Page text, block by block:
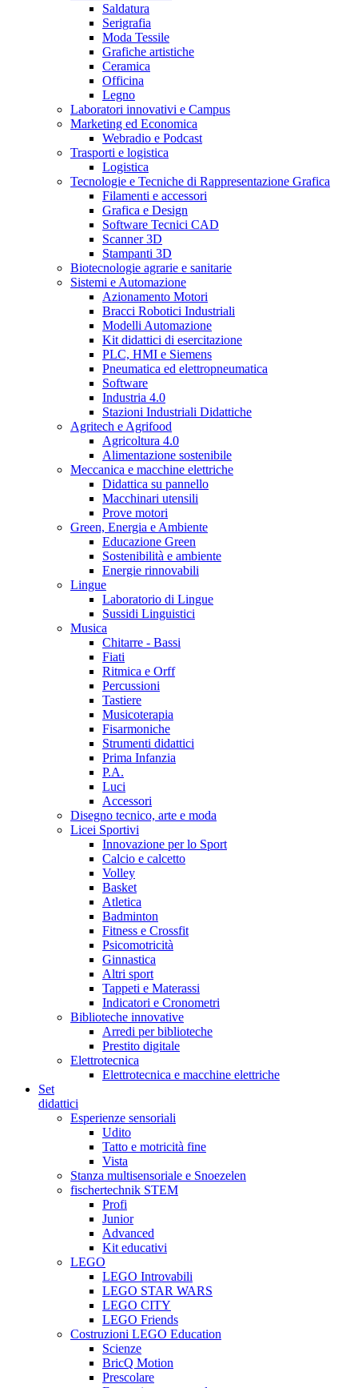
Saldatura
Serigrafia
Moda Tessile
Grafiche artistiche
Ceramica
Officina
Legno
Laboratori innovativi e Campus
Marketing ed Economica
Webradio e Podcast
Trasporti e logistica
Logistica
Tecnologie e Tecniche di Rappresentazione Grafica
Filamenti e accessori
Grafica e Design
Software Tecnici CAD
Scanner 3D
Stampanti 3D
Biotecnologie agrarie e sanitarie
Sistemi e Automazione
Azionamento Motori
Bracci Robotici Industriali
Modelli Automazione
Kit didattici di esercitazione
PLC, HMI e Siemens
Pneumatica ed elettropneumatica
Software
Industria 4.0
Stazioni Industriali Didattiche
Agritech e Agrifood
Agricoltura 4.0
Alimentazione sostenibile
Meccanica e macchine elettriche
Didattica su pannello
Macchinari utensili
Prove motori
Green, Energia e Ambiente
Educazione Green
Sostenibilità e ambiente
Energie rinnovabili
Lingue
Laboratorio di Lingue
Sussidi Linguistici
Musica
Chitarre - Bassi
Fiati
Ritmica e Orff
Percussioni
Tastiere
Musicoterapia
Fisarmoniche
Strumenti didattici
Prima Infanzia
P.A.
Luci
Accessori
Disegno tecnico, arte e moda
Licei Sportivi
Innovazione per lo Sport
Calcio e calcetto
Volley
Basket
Atletica
Badminton
Fitness e Crossfit
Psicomotricità
Ginnastica
Altri sport
Tappeti e Materassi
Indicatori e Cronometri
Biblioteche innovative
Arredi per biblioteche
Prestito digitale
Elettrotecnica
Elettrotecnica e macchine elettriche
Set
didattici
Esperienze sensoriali
Udito
Tatto e motricità fine
Vista
Stanza multisensoriale e Snoezelen
fischertechnik STEM
Profi
Junior
Advanced
Kit educativi
LEGO
LEGO Introvabili
LEGO STAR WARS
LEGO CITY
LEGO Friends
Costruzioni LEGO Education
Scienze
BricQ Motion
Prescolare